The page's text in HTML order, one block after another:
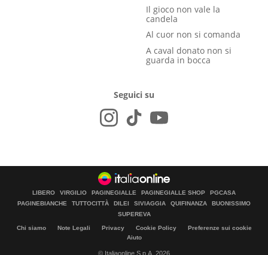
Il gioco non vale la
candela
Al cuor non si comanda
A caval donato non si
guarda in bocca
Seguici su
LIBERO VIRGILIO PAGINEGIALLE PAGINEGIALLE SHOP
PGCASA
PAGINEBIANCHE
TUTTOCITTÀ DILEI SIVIAGGIA QUIFINANZA
BUONISSIMO
SUPEREVA
Chi siamo Note Legali Privacy Cookie Policy
Preferenze sui cookie
Aiuto
© Italiaonline S.p.A. 2026